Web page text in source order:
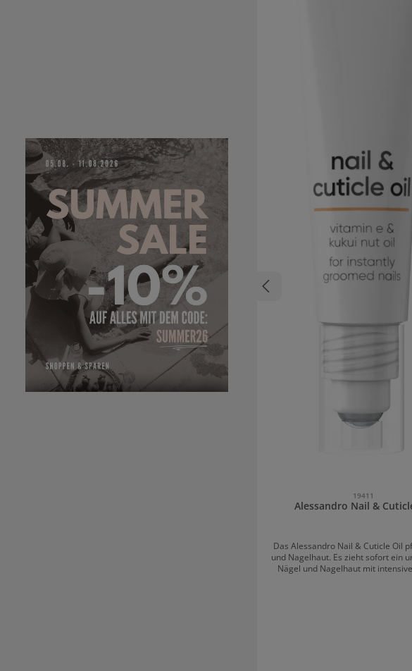
19411
Alessandro Nail &
Das Alessandro Nail & Cuticle Oil
und Nagelhaut. Es zieht sofort ein
Nägel und Nagelhaut mit